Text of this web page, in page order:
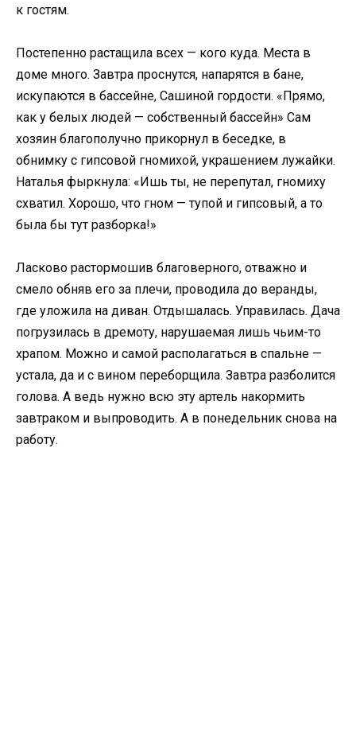
к гостям.
Постепенно растащила всех — кого куда. Места в
доме много. Завтра проснутся, напарятся в бане,
искупаются в бассейне, Сашиной гордости. «Прямо,
как у белых людей — собственный бассейн» Сам
хозяин благополучно прикорнул в беседке, в
обнимку с гипсовой гномихой, украшением лужайки.
Наталья фыркнула: «Ишь ты, не перепутал, гномиху
схватил. Хорошо, что гном — тупой и гипсовый, а то
была бы тут разборка!»
Ласково растормошив благоверного, отважно и
смело обняв его за плечи, проводила до веранды,
где уложила на диван. Отдышалась. Управилась. Дача
погрузилась в дремоту, нарушаемая лишь чьим-то
храпом. Можно и самой располагаться в спальне —
устала, да и с вином переборщила. Завтра разболится
голова. А ведь нужно всю эту артель накормить
завтраком и выпроводить. А в понедельник снова на
работу.